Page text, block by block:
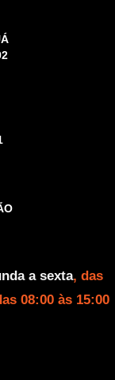
a sexta, das
08:00 às 15:00